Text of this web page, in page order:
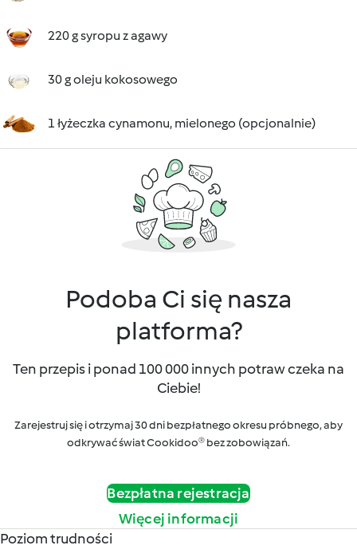
220 g syropu z agawy
30 g oleju kokosowego
1 łyżeczka cynamonu, mielonego (opcjonalnie)
Podoba Ci się nasza
platforma?
Ten przepis i ponad 100 000 innych potraw czeka na
Ciebie!
Zarejestruj się i otrzymaj 30 dni bezpłatnego okresu próbnego, aby
odkrywać świat Cookidoo® bez zobowiązań.
Bezpłatna rejestracja
Więcej informacji
Poziom trudności